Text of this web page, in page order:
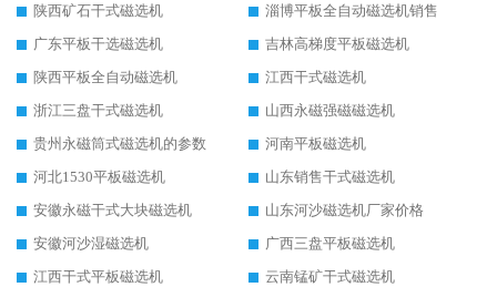
陕西矿石干式磁选机
淄博平板全自动磁选机销售
广东平板干选磁选机
吉林高梯度平板磁选机
陕西平板全自动磁选机
江西干式磁选机
浙江三盘干式磁选机
山西永磁强磁磁选机
贵州永磁筒式磁选机的参数
河南平板磁选机
河北1530平板磁选机
山东销售干式磁选机
安徽永磁干式大块磁选机
山东河沙磁选机厂家价格
安徽河沙湿磁选机
广西三盘平板磁选机
江西干式平板磁选机
云南锰矿干式磁选机